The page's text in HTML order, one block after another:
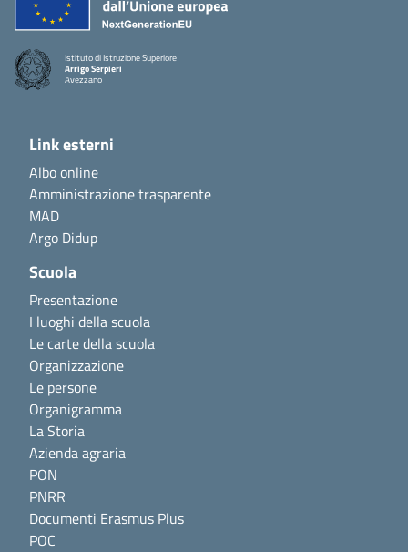
Istituto di Istruzione Superiore
Arrigo Serpieri
Avezzano
Link esterni
Albo online
Amministrazione trasparente
MAD
Argo Didup
Scuola
Presentazione
I luoghi della scuola
Le carte della scuola
Organizzazione
Le persone
Organigramma
La Storia
Azienda agraria
PON
PNRR
Documenti Erasmus Plus
POC